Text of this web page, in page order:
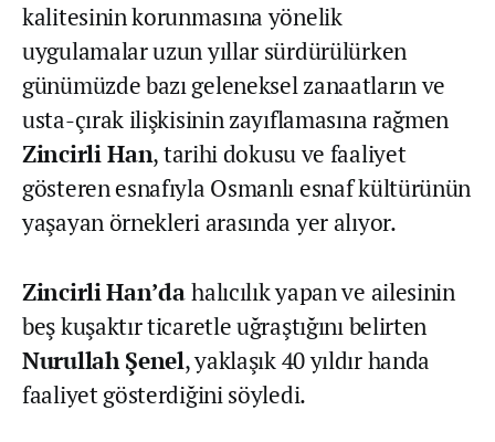
kalitesinin korunmasına yönelik
uygulamalar uzun yıllar sürdürülürken
günümüzde bazı geleneksel zanaatların ve
usta-çırak ilişkisinin zayıflamasına rağmen
Zincirli Han, tarihi dokusu ve faaliyet
gösteren esnafıyla Osmanlı esnaf kültürünün
yaşayan örnekleri arasında yer alıyor.
ZincirliHan’dahalıcılık yapan ve ailesinin
beş kuşaktır ticaretle uğraştığını belirten
Nurullah Şenel, yaklaşık 40 yıldır handa
faaliyet gösterdiğini söyledi.